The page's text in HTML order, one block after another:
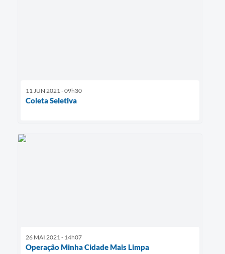
11 JUN 2021 - 09h30
Coleta Seletiva
26 MAI 2021 - 14h07
Operação Minha Cidade Mais Limpa